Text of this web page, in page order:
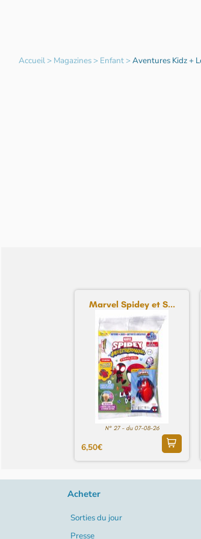
Accueil> Magazines> Enfant>Aventures Kidz +
Marvel Spidey et S...
N° 27 - du 07-08-26
6,50€
Acheter
Sorties du jour
Presse